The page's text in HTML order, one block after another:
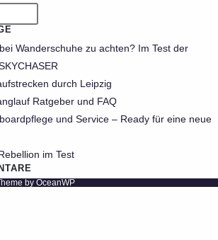
Wanderschuhe zu achten? Im Test der
durch Leipzig
Ratgeber und FAQ
und Service – Ready für eine neue
im Test
by OceanWP